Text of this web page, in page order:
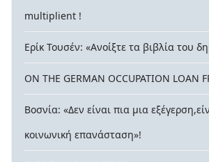
multiplient !
Ερίκ Τουσέν: «Ανοίξτε τα βιβλία του
ON THE GERMAN OCCUPATION LOAN
Βοσνία: «Δεν είναι πια μια
κοινωνική επανάσταση»!